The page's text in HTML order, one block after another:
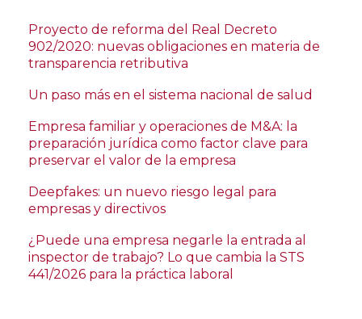
Proyecto de reforma del Real Decreto
902/2020: nuevas obligaciones en materia de
transparencia retributiva
Un paso más en el sistema nacional de salud
Empresa familiar y operaciones de M&A: la
preparación jurídica como factor clave para
preservar el valor de la empresa
Deepfakes: un nuevo riesgo legal para
empresas y directivos
¿Puede una empresa negarle la entrada al
inspector de trabajo? Lo que cambia la STS
441/2026 para la práctica laboral